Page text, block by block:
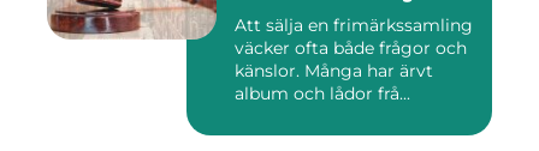
Att sälja en frimärkssamling
väcker ofta både frågor och
känslor. Många har ärvt
album och lådor frå...